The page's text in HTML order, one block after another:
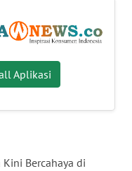
Aplikasi
Bercahaya di